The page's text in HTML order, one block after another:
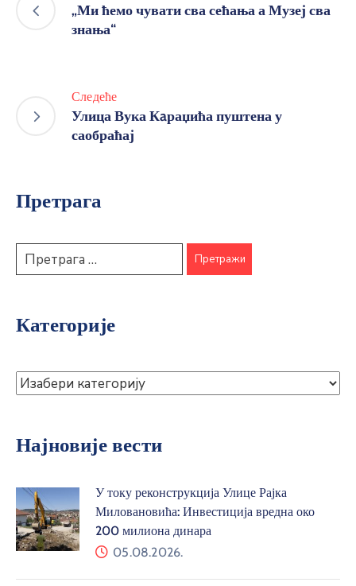
„Ми ћемо чувати сва сећања а Музеј сва
знања“
Следеће
Улица Вука Кaраџића пуштена у
саобраћај
Претрага
Категорије
Најновије вести
У току реконструкција Улице Рајка
Миловановића: Инвестиција вредна око
200 милиона динара
05.08.2026.